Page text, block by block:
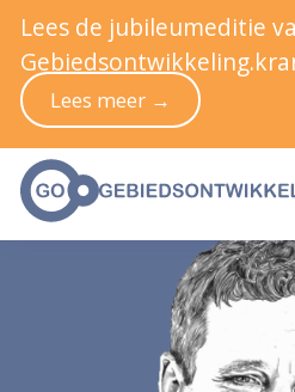
Lees de jubileumeditie
Lees meer →